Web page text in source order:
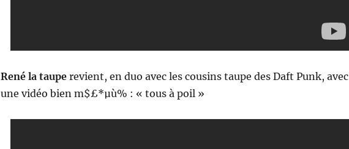
René la tauperevient, en duo avec les cousins taupe des Daft Punk, avec
une vidéo bien m$£*µù% : « tous à poil »